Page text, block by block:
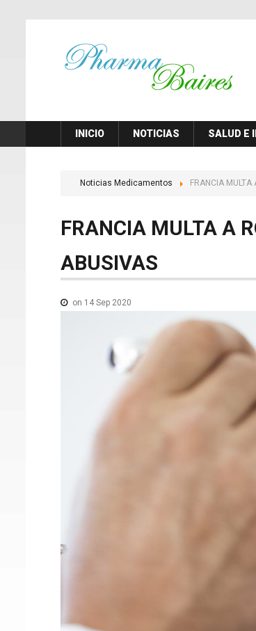
INICIO NOTICIAS SALUD E
Noticias Medicamentos FRANCIA
FRANCIA MULTA A
ABUSIVAS
on 14 Sep 2020